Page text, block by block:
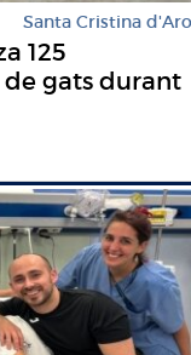
Santa Cristina d'Aro
125
de gats durant